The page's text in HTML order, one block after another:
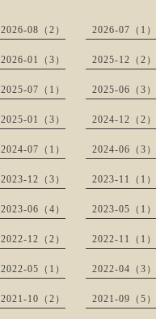
2026-08（2） 2026-07（1）
2026-01（3） 2025-12（2）
2025-07（1） 2025-06（3）
2025-01（3） 2024-12（2）
2024-07（1） 2024-06（3）
2023-12（3） 2023-11（1）
2023-06（4） 2023-05（1）
2022-12（2） 2022-11（1）
2022-05（1） 2022-04（3）
2021-10（2） 2021-09（5）